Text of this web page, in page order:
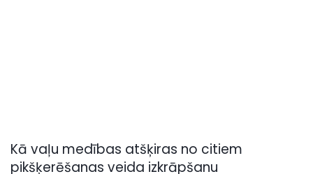
Kā vaļu medības atšķiras no citiem
pikšķerēšanas veida izkrāpšanu